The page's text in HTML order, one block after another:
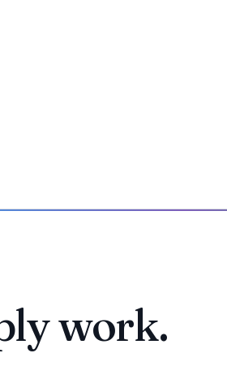
work.